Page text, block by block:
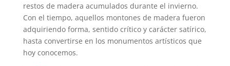
restos de madera acumulados durante el invierno.
Con el tiempo, aquellos montones de madera fueron
adquiriendo forma, sentido crítico y carácter satírico,
hasta convertirse en los monumentos artísticos que
hoy conocemos.